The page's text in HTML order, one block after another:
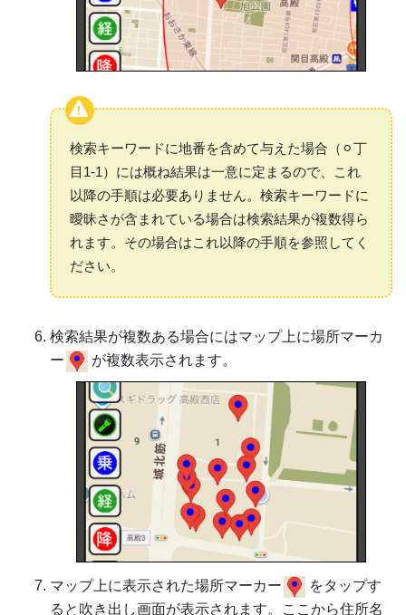
検索キーワードに地番を含めて与えた場合（⚪︎丁
目1-1）には概ね結果は一意に定まるので、これ
以降の手順は必要ありません。検索キーワードに
曖昧さが含まれている場合は検索結果が複数得ら
れます。その場合はこれ以降の手順を参照してく
ださい。
検索結果が複数ある場合にはマップ上に場所マーカ
ー
が複数表示されます。
マップ上に表示された場所マーカー
をタップす
ると吹き出し画面が表示されます。ここから住所名